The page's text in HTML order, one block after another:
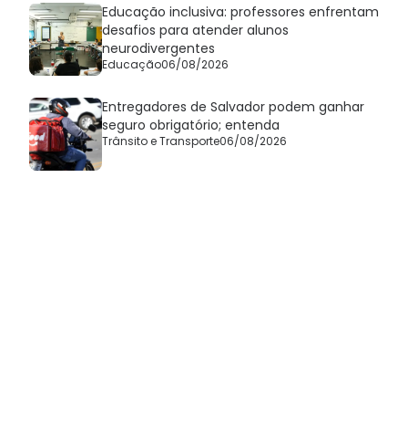
Educação inclusiva: professores enfrentam
desafios para atender alunos
neurodivergentes
Educação06/08/2026
Entregadores de Salvador podem ganhar
seguro obrigatório; entenda
Trânsito e Transporte06/08/2026